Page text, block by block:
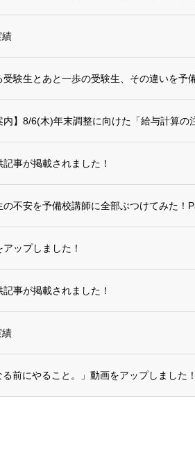
績
受験生とあと一歩の受験生、その違いを予
内】8/6(木)年末調整に向けた「給与計算の
事が掲載されました！
の不安を予備校講師に全部ぶつけてみた！
ップしました！
事が掲載されました！
績
前にやること。」動画をアップしました！